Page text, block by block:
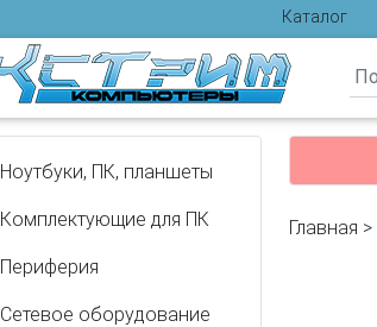
Каталог
Отзывы
Ноутбуки, ПК, планшеты
Комплектующие для ПК
Периферия
Сетевое оборудование
Главная >